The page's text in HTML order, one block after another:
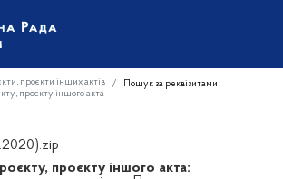
проєкти інших актів
Пошук за реквізитами
проєкту іншого акта
проєкту іншого акта: